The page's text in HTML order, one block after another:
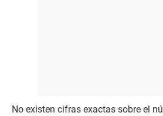
No existen cifras exactas sobre el